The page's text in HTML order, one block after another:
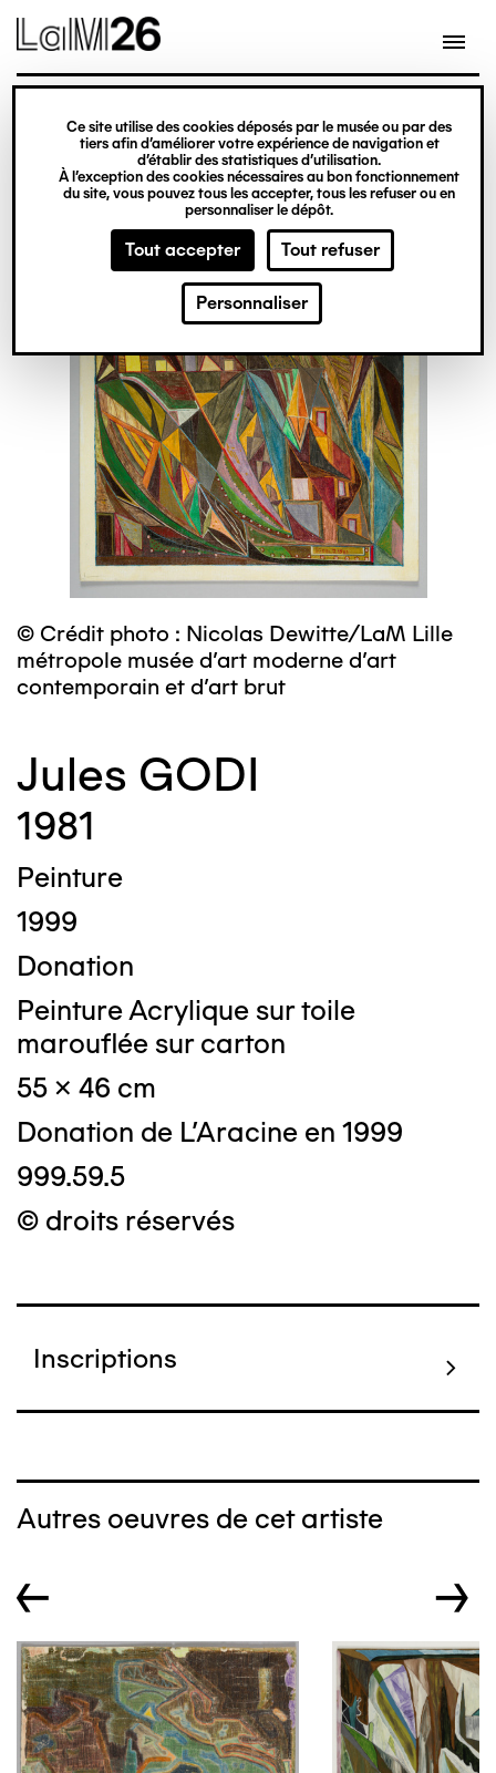
Gestion des cookies
Ce site utilise des cookies déposés par le musée ou par des
tiers afin d’améliorer votre expérience de navigation et
d’établir des statistiques d’utilisation.
À l’exception des cookies nécessaires au bon fonctionnement
du site, vous pouvez tous les accepter, tous les refuser ou en
personnaliser le dépôt.
Tout accepter Tout refuser
Personnaliser
contenu
© Crédit photo : Nicolas Dewitte/LaM Lille
métropole musée d’art moderne d’art
contemporain et d’art brut
Jules GODI
1981
Peinture
1999
Donation
Peinture Acrylique sur toile
marouflée sur carton
55 x 46 cm
Donation de L'Aracine en 1999
999.59.5
© droits réservés
Inscriptions
Autres oeuvres de cet artiste
← →